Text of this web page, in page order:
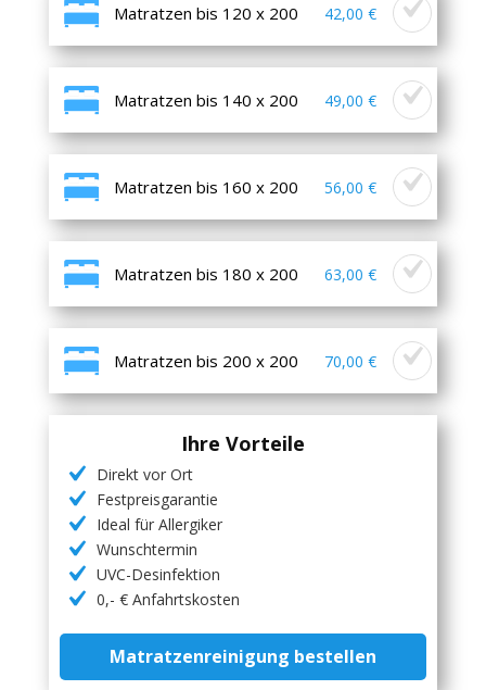
Matratzen bis 120 x 200 42,00 €
Matratzen bis 140 x 200 49,00 €
Matratzen bis 160 x 200 56,00 €
Matratzen bis 180 x 200 63,00 €
Matratzen bis 200 x 200 70,00 €
Ihre Vorteile
Direkt vor Ort
Festpreisgarantie
Ideal für Allergiker
Wunschtermin
UVC-Desinfektion
0,- € Anfahrtskosten
Matratzenreinigung bestellen